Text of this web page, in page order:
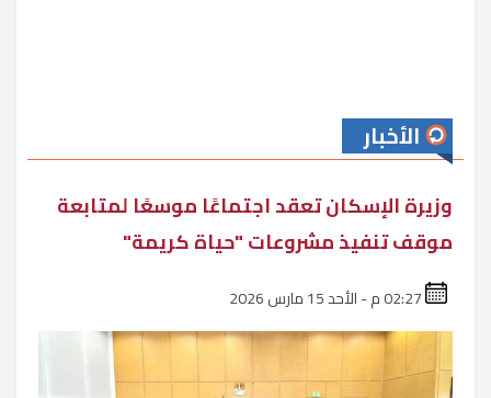
الأخبار
وزيرة الإسكان تعقد اجتماعًا موسعًا لمتابعة
موقف تنفيذ مشروعات "حياة كريمة"